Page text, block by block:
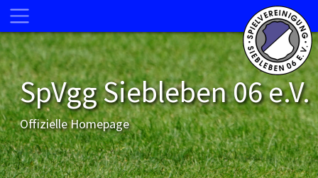
SpVgg Siebleben 06 e.V.
Offizielle Homepage